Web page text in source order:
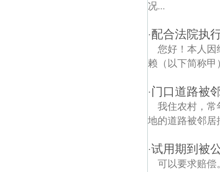
况...
·配合法院执
您好！本人因
赖（以下简称
·门口道路被
我住农村，常
地的道路被邻居
·试用期到被
可以要求赔偿